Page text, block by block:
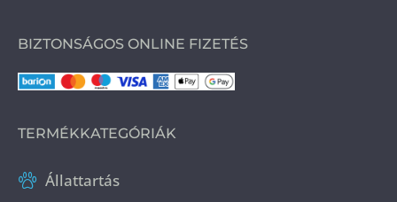
BIZTONSÁGOS ONLINE FIZETÉS
TERMÉKKATEGÓRIÁK
Állattartás